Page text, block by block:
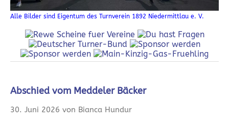
Alle Bilder sind Eigentum des Turnverein 1892 Niedermittlau e. V.
Abschied vom Meddeler Bäcker
30. Juni 2026 von Bianca Hundur